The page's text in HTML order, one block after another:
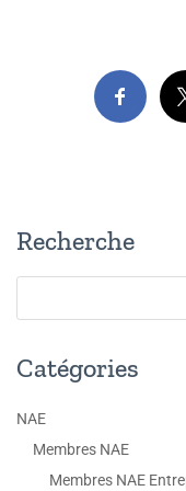
Recherche
Catégories
NAE
Membres NAE
Membres NAE